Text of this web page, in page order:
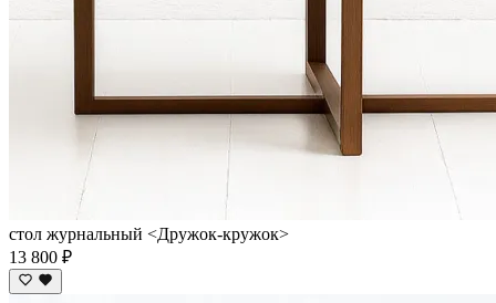
стол журнальный <Дружок-кружок>
13 800 ₽